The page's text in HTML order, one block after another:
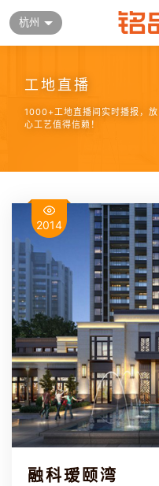
杭州
工地直播
1000+工地直播间实时播报，放
心工艺值得信赖！
2014
融科瑷颐湾